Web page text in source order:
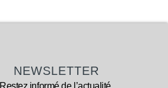
NEWSLETTER
Restez informé de l’actualité,